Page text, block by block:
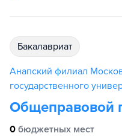
бакалавриат
Анапский филиал
государственного
Общеправовой
0 бюджетных мест